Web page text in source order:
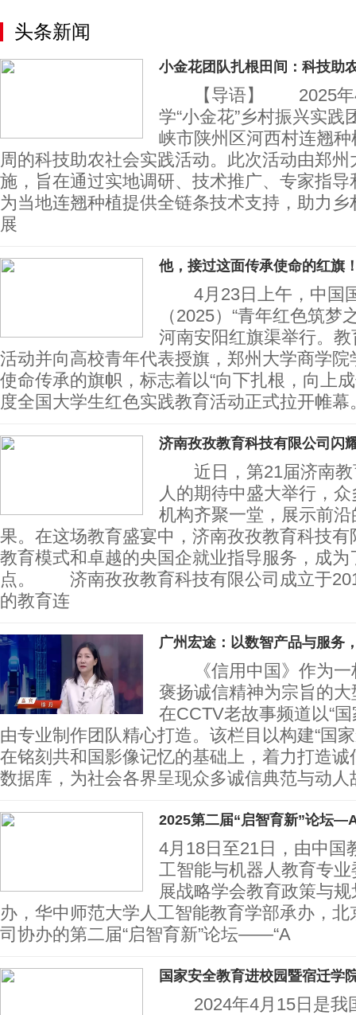
头条新闻
小金花团队扎根田间：科技助
【导语】 2025年4
学“小金花”乡村振兴实践
峡市陕州区河西村连翘
周的科技助农社会实践活动。此次活动由郑
施，旨在通过实地调研、技术推广、专家指
为当地连翘种植提供全链条技术支持，助力
展
他，接过这面传承使命的红旗
4月23日上午，中国
（2025）“青年红色筑梦
河南安阳红旗渠举行。
活动并向高校青年代表授旗，郑州大学商学
使命传承的旗帜，标志着以“向下扎根，向上
度全国大学生红色实践教育活动正式拉开帷幕
济南孜孜教育科技有限公司闪
近日，第21届济南教
人的期待中盛大举行，
机构齐聚一堂，展示前
果。在这场教育盛宴中，济南孜孜教育科技
教育模式和卓越的央国企就业指导服务，成为
点。 济南孜孜教育科技有限公司成立于
的教育连
广州宏途：以数智产品与服务
《信用中国》作为一
褒扬诚信精神为宗旨的
在CCTV老故事频道以“
由专业制作团队精心打造。该栏目以构建“国
在铭刻共和国影像记忆的基础上，着力打造
数据库，为社会各界呈现众多诚信典范与
2025第二届“启智育新”论坛
4月18日至21日，由中国
工智能与机器人教育专
展战略学会教育政策与
办，华中师范⼤学⼈⼯智能教育学部承办，
司协办的第二届“启智育新”论坛——“A
国家安全教育进校园暨宿迁学
2024年4月15日是我